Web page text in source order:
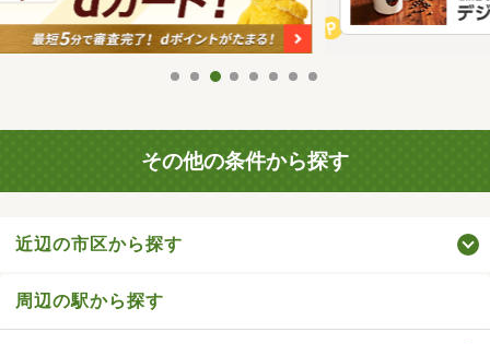
その他の条件から探す
近辺の市区から探す
周辺の駅から探す